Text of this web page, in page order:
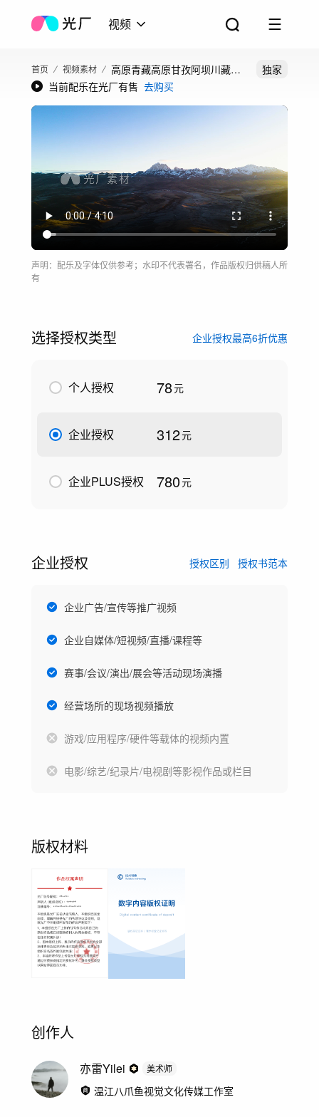
视频
首页 视频素材
高原青藏高原甘孜阿坝川藏线
航拍
独家
当前配乐在光厂有售 去购买
声明：配乐及字体仅供参考；水印不代表署名，作品版权归供稿人所
有
选择授权类型 企业授权最高6折优惠
个人授权 78元
企业授权 312元
企业PLUS授权 780元
企业授权 授权区别 授权书范本
企业广告/宣传等推广视频
企业自媒体/短视频/直播/课程等
赛事/会议/演出/展会等活动现场演播
经营场所的现场视频播放
游戏/应用程序/硬件等载体的视频内置
电影/综艺/纪录片/电视剧等影视作品或栏目
版权材料
创作人
亦雷Yilei 美术师
温江八爪鱼视觉文化传媒工作室